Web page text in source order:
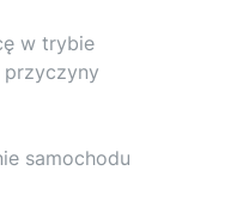
w trybie
samochodu